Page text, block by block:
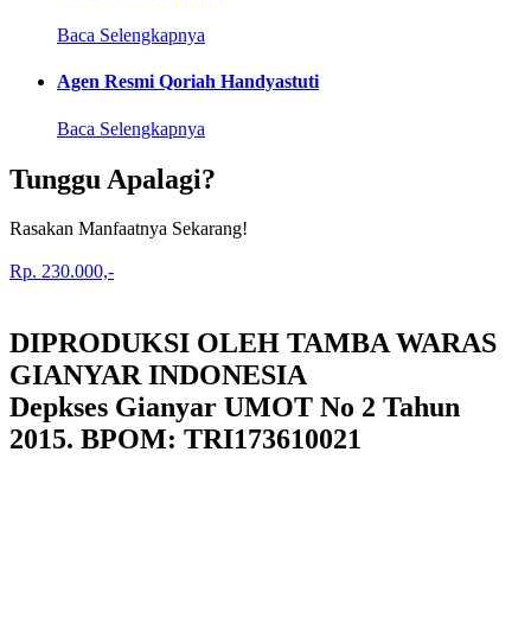
Baca Selengkapnya
Agen Resmi Qoriah Handyastuti
Baca Selengkapnya
Tunggu Apalagi?
Rasakan Manfaatnya Sekarang!
Rp. 230.000,-
DIPRODUKSI OLEH TAMBA WARAS
GIANYAR INDONESIA
Depkses Gianyar UMOT No 2 Tahun
2015. BPOM: TRI173610021